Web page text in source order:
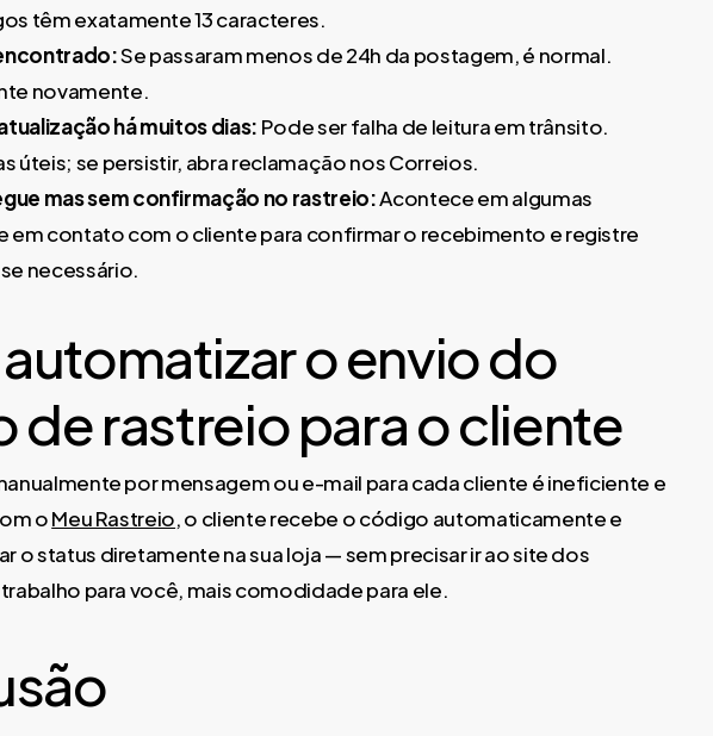
têm exatamente 13 caracteres.
Se passaram menos de 24h da postagem, é normal.
novamente.
há muitos dias: Pode ser falha de leitura em trânsito.
úteis; se persistir, abra reclamação nos Correios.
mas sem confirmação no rastreio:Acontece em algumas
em contato com o cliente para confirmar o recebimento e registre
necessário.
o envio do
de rastreio para o cliente
por mensagem ou e-mail para cada cliente é ineficiente e
oMeu Rastreio, o cliente recebe o código automaticamente e
o status diretamente na sua loja — sem precisar ir ao site dos
para você, mais comodidade para ele.